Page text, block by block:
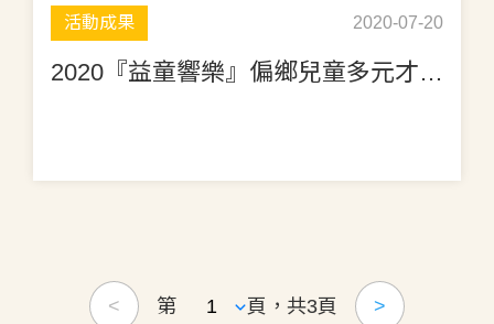
活動成果 2020-07-20
2020『益童響樂』偏鄉兒童多元才藝成果音樂會
< 第 頁，共3頁 >